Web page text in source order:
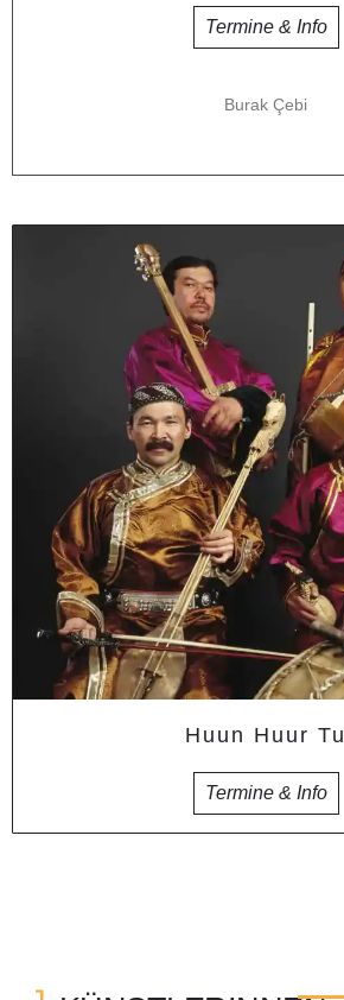
Termine & Info
Burak Çebi
Huun Huur Tu
Termine & Info